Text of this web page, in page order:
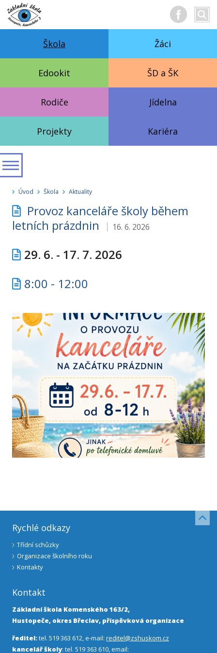
text
Škola Žáci
Edookit ŠD a ŠK
Rodiče Jídelna
Projekty Kariéra
Úvod Škola Aktuality
Provoz kanceláře školy během
letních prázdnin
16. 6. 2026
29. 6. - 17. 7. 2026
8:00 - 12:00
Rychlé odkazy
Třídní schůzky
Organizace školního roku
Kontakty
Kontakt
Základní škola Komenského 163/2,
Hustopeče, okres Břeclav, příspěvková organizace
ředitel:tel. 519 363 612, e-mail: reditel@zshuskom.cz
kancelář školy: tel. 519 363 610, email: